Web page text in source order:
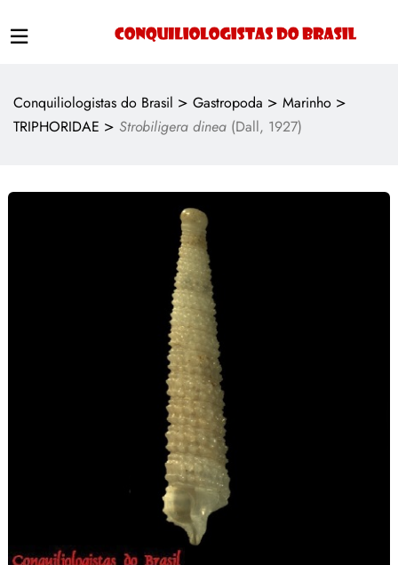
Conquiliologistas do Brasil > Gastropoda > Marinho >
TRIPHORIDAE > Strobiligera dinea (Dall, 1927)